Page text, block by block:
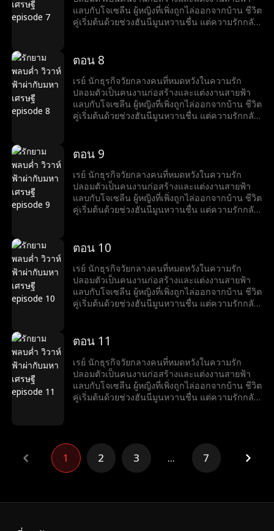
สามี เรย์ก็ทำให้เธอประหลาดใจด้วยความโรแมน
ติกที่สุด...
แลบกับโจเซลีน ผู้หญิงที่เพิ่งถูกไล่ออกจากบ้าน ชีวิต
คู่เริ่มต้นด้วยช่วงฮันนีมูนหวานชื่น แต่ความรักกลับ
หลายครั้ง เรย์เผยตัวตนมหาเศรษฐีให้เธอรู้ ทั้งคู่จึง
เพื่อสร้างความร้าวฉานระหว่างเรย์และโจเซลีน
ขณะที่โจเซลีนเตรียมเสียสละตัวเองเพื่ออาชีพของ
สามี เรย์ก็ทำให้เธอประหลาดใจด้วยความโรแมน
ติกที่สุด...
ตอน 8
เรย์ นักธุรกิจวัยกลางคนที่หมดหวังในความรัก
ปลอมตัวเป็นคนงานก่อสร้างและแต่งงานสายฟ้า
แลบกับโจเซลีน ผู้หญิงที่เพิ่งถูกไล่ออกจากบ้าน ชีวิต
คู่เริ่มต้นด้วยช่วงฮันนีมูนหวานชื่น แต่ความรักกลับ
หลายครั้ง เรย์เผยตัวตนมหาเศรษฐีให้เธอรู้ ทั้งคู่จึง
เพื่อสร้างความร้าวฉานระหว่างเรย์และโจเซลีน
ขณะที่โจเซลีนเตรียมเสียสละตัวเองเพื่ออาชีพของ
สามี เรย์ก็ทำให้เธอประหลาดใจด้วยความโรแมน
ติกที่สุด...
ตอน 9
เรย์ นักธุรกิจวัยกลางคนที่หมดหวังในความรัก
ปลอมตัวเป็นคนงานก่อสร้างและแต่งงานสายฟ้า
แลบกับโจเซลีน ผู้หญิงที่เพิ่งถูกไล่ออกจากบ้าน ชีวิต
คู่เริ่มต้นด้วยช่วงฮันนีมูนหวานชื่น แต่ความรักกลับ
หลายครั้ง เรย์เผยตัวตนมหาเศรษฐีให้เธอรู้ ทั้งคู่จึง
เพื่อสร้างความร้าวฉานระหว่างเรย์และโจเซลีน
ขณะที่โจเซลีนเตรียมเสียสละตัวเองเพื่ออาชีพของ
สามี เรย์ก็ทำให้เธอประหลาดใจด้วยความโรแมน
ติกที่สุด...
ตอน 10
เรย์ นักธุรกิจวัยกลางคนที่หมดหวังในความรัก
ปลอมตัวเป็นคนงานก่อสร้างและแต่งงานสายฟ้า
แลบกับโจเซลีน ผู้หญิงที่เพิ่งถูกไล่ออกจากบ้าน ชีวิต
คู่เริ่มต้นด้วยช่วงฮันนีมูนหวานชื่น แต่ความรักกลับ
หลายครั้ง เรย์เผยตัวตนมหาเศรษฐีให้เธอรู้ ทั้งคู่จึง
เพื่อสร้างความร้าวฉานระหว่างเรย์และโจเซลีน
ขณะที่โจเซลีนเตรียมเสียสละตัวเองเพื่ออาชีพของ
สามี เรย์ก็ทำให้เธอประหลาดใจด้วยความโรแมน
ติกที่สุด...
ตอน 11
เรย์ นักธุรกิจวัยกลางคนที่หมดหวังในความรัก
ปลอมตัวเป็นคนงานก่อสร้างและแต่งงานสายฟ้า
แลบกับโจเซลีน ผู้หญิงที่เพิ่งถูกไล่ออกจากบ้าน ชีวิต
คู่เริ่มต้นด้วยช่วงฮันนีมูนหวานชื่น แต่ความรักกลับ
เริ่มชีวิตหรูหรา แต่แล้วอดีตภรรยาของเรย์กลับมา
เพื่อสร้างความร้าวฉานระหว่างเรย์และโจเซลีน
ขณะที่โจเซลีนเตรียมเสียสละตัวเองเพื่ออาชีพของ
1 2 3 ... 7